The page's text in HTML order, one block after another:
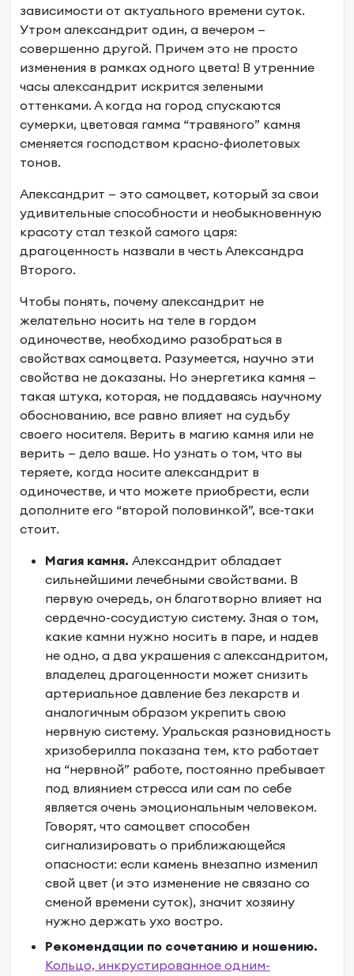
зависимости от актуального времени суток.
Утром александрит один, а вечером —
совершенно другой. Причем это не просто
изменения в рамках одного цвета! В утренние
часы александрит искрится зелеными
оттенками. А когда на город спускаются
сумерки, цветовая гамма “травяного” камня
сменяется господством красно-фиолетовых
тонов.
Александрит — это самоцвет, который за свои
удивительные способности и необыкновенную
красоту стал тезкой самого царя:
драгоценность назвали в честь Александра
Второго.
Чтобы понять, почему александрит не
желательно носить на теле в гордом
одиночестве, необходимо разобраться в
свойствах самоцвета. Разумеется, научно эти
свойства не доказаны. Но энергетика камня —
такая штука, которая, не поддаваясь научному
обоснованию, все равно влияет на судьбу
своего носителя. Верить в магию камня или не
верить — дело ваше. Но узнать о том, что вы
теряете, когда носите александрит в
одиночестве, и что можете приобрести, если
дополните его “второй половинкой”, все-таки
стоит.
Магия камня. Александрит обладает
сильнейшими лечебными свойствами. В
первую очередь, он благотворно влияет на
сердечно-сосудистую систему. Зная о том,
какие камни нужно носить в паре, и надев
не одно, а два украшения с александритом,
владелец драгоценности может снизить
артериальное давление без лекарств и
аналогичным образом укрепить свою
нервную систему. Уральская разновидность
хризоберилла показана тем, кто работает
на “нервной” работе, постоянно пребывает
под влиянием стресса или сам по себе
является очень эмоциональным человеком.
Говорят, что самоцвет способен
сигнализировать о приближающейся
опасности: если камень внезапно изменил
свой цвет (и это изменение не связано со
сменой времени суток), значит хозяину
нужно держать ухо востро.
Рекомендации по сочетанию и ношению.
Кольцо, инкрустированное одним-